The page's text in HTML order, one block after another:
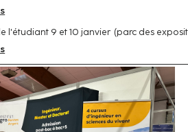
l'étudiant 9 et 10 janvier (parc des